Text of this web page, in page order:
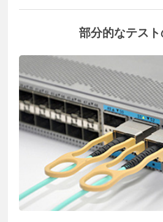
部分的なテス